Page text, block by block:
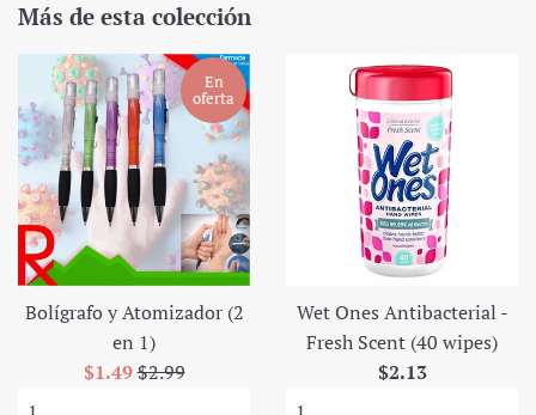
Más de esta colección
Bolígrafo y Atomizador (2
en 1)
Precio
$1.49Precio
$2.99
En
oferta
Wet Ones Antibacterial -
Fresh Scent (40 wipes)
Precio
$2.13